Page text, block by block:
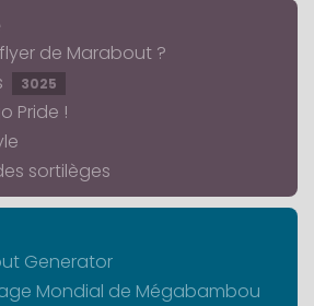
de Marabout ?
3025
Pride !
sortilèges
Generator
Mondial de Mégabambou